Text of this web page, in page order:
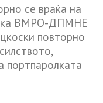
се враќа на
ВМРО-ДПМНЕ
повторно
портпаролката